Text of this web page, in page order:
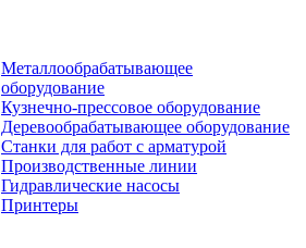
Металлообрабатывающее
оборудование
Кузнечно-прессовое оборудование
Деревообрабатывающее оборудование
Станки для работ с арматурой
Производственные линии
Гидравлические насосы
Принтеры